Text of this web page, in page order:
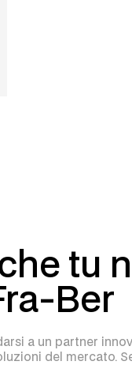
tu
Ber
a un partner
del mercato.